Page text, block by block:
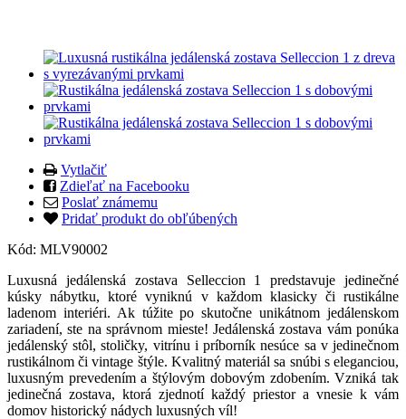
Vytlačiť
Zdieľať na Facebooku
Poslať známemu
Pridať produkt do obľúbených
Kód: MLV90002
Luxusná jedálenská zostava Selleccion 1 predstavuje jedinečné
kúsky nábytku, ktoré vyniknú v každom klasicky či rustikálne
ladenom interiéri. Ak túžite po skutočne unikátnom jedálenskom
zariadení, ste na správnom mieste! Jedálenská zostava vám ponúka
jedálenský stôl, stoličky, vitrínu i príborník nesúce sa v jedinečnom
rustikálnom či vintage štýle. Kvalitný materiál sa snúbi s eleganciou,
luxusným prevedením a štýlovým dobovým zdobením. Vzniká tak
jedinečná zostava, ktorá zjednotí každý priestor a vnesie k vám
domov historický nádych luxusných víl!